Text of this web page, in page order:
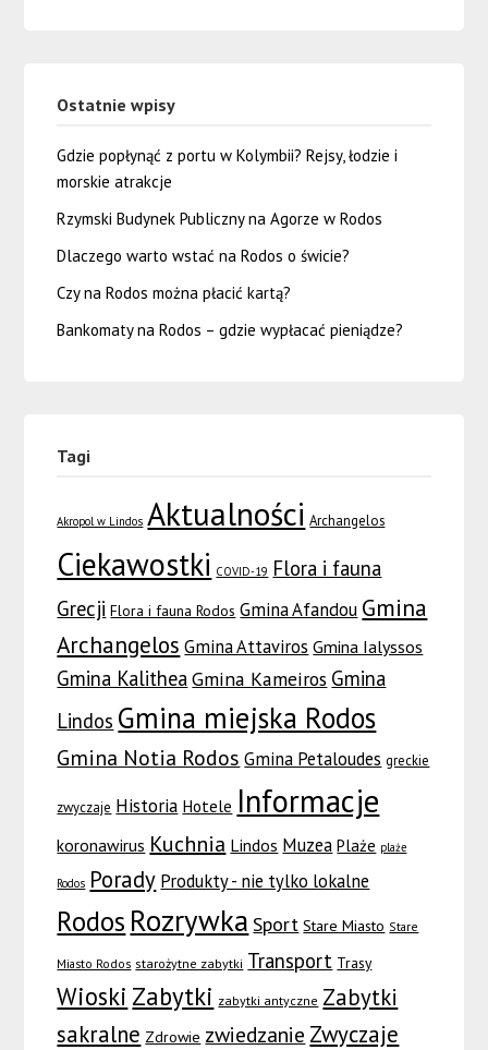
Ostatnie wpisy
Gdzie popłynąć z portu w Kolymbii? Rejsy, łodzie i
morskie atrakcje
Rzymski Budynek Publiczny na Agorze w Rodos
Dlaczego warto wstać na Rodos o świcie?
Czy na Rodos można płacić kartą?
Bankomaty na Rodos – gdzie wypłacać pieniądze?
Tagi
Akropol w Lindos Aktualności Archangelos
Ciekawostki COVID-19 Flora i fauna
Grecji Flora i fauna Rodos Gmina Afandou Gmina
Archangelos Gmina Attaviros Gmina Ialyssos
Gmina Kalithea Gmina Kameiros Gmina
Lindos Gmina miejska Rodos
Gmina Notia Rodos Gmina Petaloudes greckie
zwyczaje Historia Hotele Informacje
koronawirus Kuchnia Lindos Muzea Plaże plaże
Rodos Porady Produkty - nie tylko lokalne
Rodos Rozrywka Sport Stare Miasto Stare
Miasto Rodos starożytne zabytki Transport Trasy
Wioski Zabytki zabytki antyczne Zabytki
sakralne Zdrowie zwiedzanie Zwyczaje